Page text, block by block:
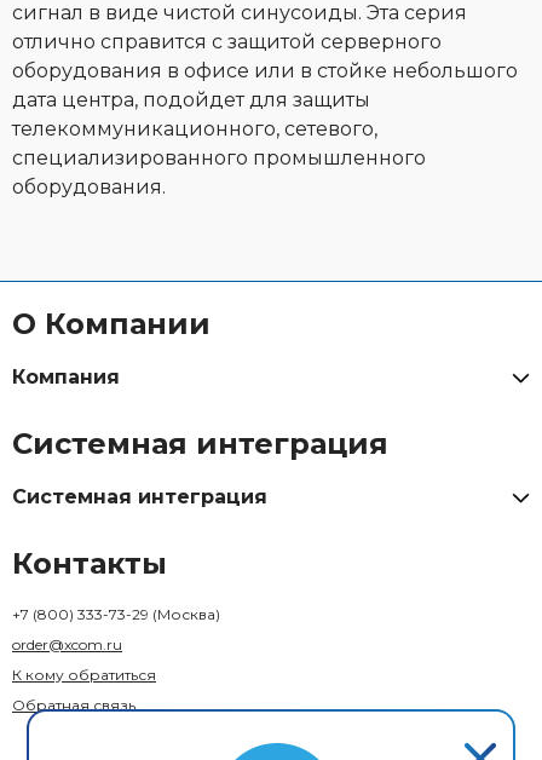
сигнал в виде чистой синусоиды. Эта серия
отлично справится с защитой серверного
оборудования в офисе или в стойке небольшого
дата центра, подойдет для защиты
телекоммуникационного, сетевого,
специализированного промышленного
оборудования.
О Компании
Компания
Системная интеграция
Системная интеграция
Контакты
+7 (800) 333-73-29 (Москва)
order@xcom.ru
К кому обратиться
Обратная связь